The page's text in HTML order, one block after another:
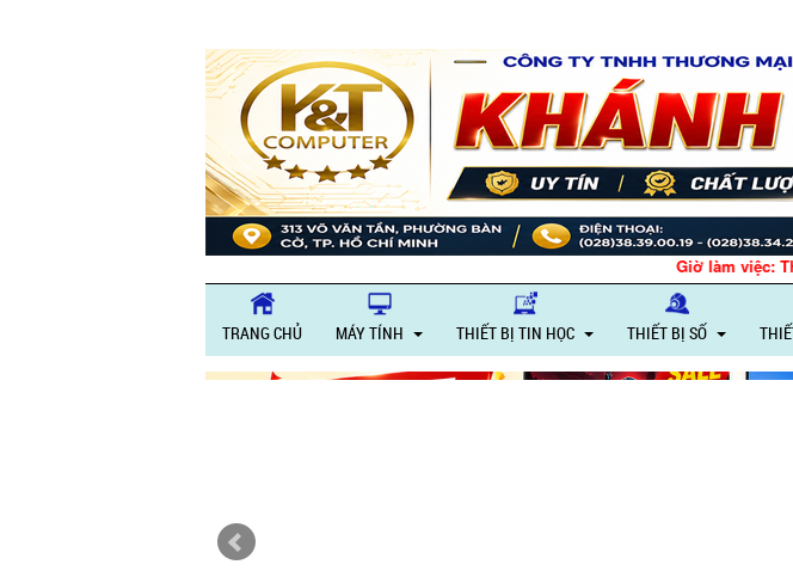
Giờ làm việc: Thứ 2 – Thứ 6: Sáng 8h15 -
TRANG CHỦ MÁY TÍNH THIẾT BỊ TIN HỌC THIẾT BỊ SỐ